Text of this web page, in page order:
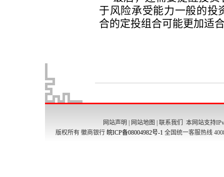
网站声明 网站地图 联系我们
本网站支持
版权所有 徽商银行 皖ICP备08004982号-1 全国统一客服热线